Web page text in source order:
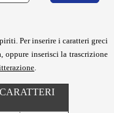
Per inserire i caratteri greci
oppure inserisci la trascrizione